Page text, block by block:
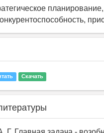
планирование,
Скачать